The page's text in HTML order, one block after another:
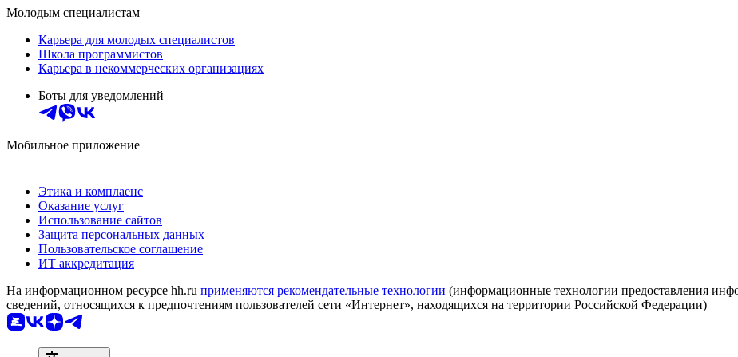
Молодым специалистам
Карьера для молодых специалистов
Школа программистов
Карьера в некоммерческих организациях
Боты для уведомлений
Мобильное приложение
Этика и комплаенс
Оказание услуг
Использование сайтов
Защита персональных данных
Пользовательское соглашение
ИТ аккредитация
На информационном ресурсе hh.ru применяются рекомендательные технологии (информационные технологии предоставления
сведений, относящихся к предпочтениям пользователей сети «Интернет», находящихся на территории Российской Федерации)